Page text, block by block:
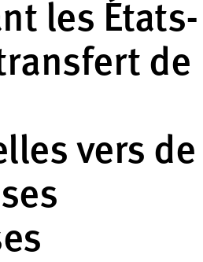
les États-
de
vers de